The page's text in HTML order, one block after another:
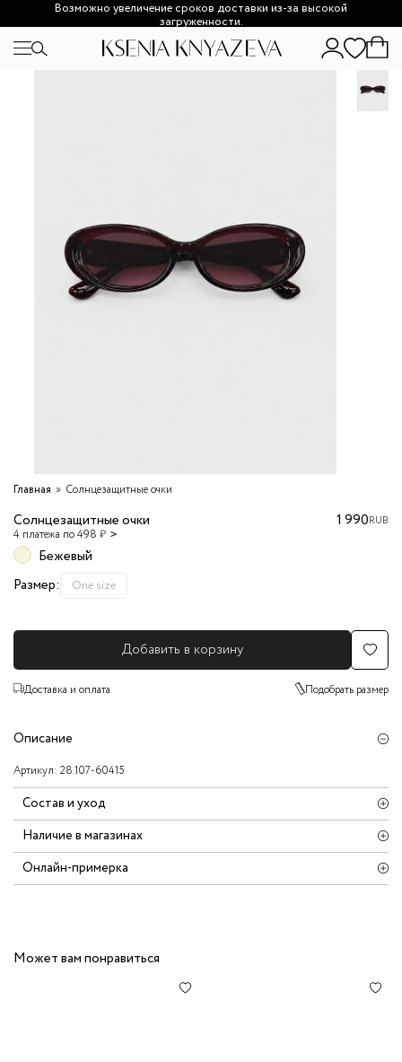
Возможно увеличение сроков доставки из-за высокой
загруженности.
Главная Солнцезащитные очки
Солнцезащитные очки
4 платежа по 498 ₽
1 990RUB
Бежевый
Размер:
One size
Добавить в корзину
Доставка и оплата Подобрать размер
Описание
Артикул: 28.107-60415
Состав и уход
Наличие в магазинах
Онлайн-примерка
Может вам понравиться